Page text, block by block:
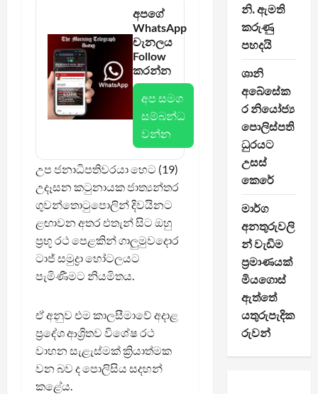
අපගේ
WhatsApp
චැනලය
Follow
කරන්න
අප සමග
සම්බන්ධ
වන්න
උප ජනාධිපතිවරයා හෙට (19)
උදෑසන කටුනායක ජාත්‍යන්තර
ගුවන්තොටුපොලින් දිවයිනට
ළඟාවන අතර එතැන් සිට ඔහු
ප්‍රභූ රථ පෙළකින් ගාලුමුවදොර
ටාජ් සමුද්‍රා හෝටලයට
පැමිණීමට නියමිතය.
ඒ අනුව එම කාලසීමාවේ අදාළ
ප්‍රදේශ ආශ්‍රිතව විශේෂ රථ
වාහන සැළැස්මක් ක්‍රියාත්මක
වන බව ද පොලිසිය සදහන්
කළේය.
නි. ඇමති
කරුණු
පහදයි
ශානි
අබේසේක
ර නියෝජ්‍ය
පොලිස්පති
ධුරයට
උසස්
කෙරේ
මාර්ග
අනතුරුවලි
න් වැඩිම
ප්‍රමාණයක්
මියගොස්
ඇත්තේ
යතුරුපැදික
රුවන්